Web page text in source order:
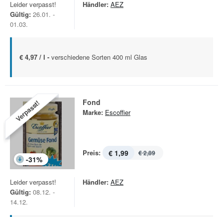
Leider verpasst!
Gültig: 26.01. -
01.03.
Händler: AEZ
€ 4,97 / l - verschiedene Sorten 400 ml Glas
Verpasst!
-31%
Fond
Marke: Escoffier
Preis: € 1,99 € 2,89
Leider verpasst!
Gültig: 08.12. -
14.12.
Händler: AEZ